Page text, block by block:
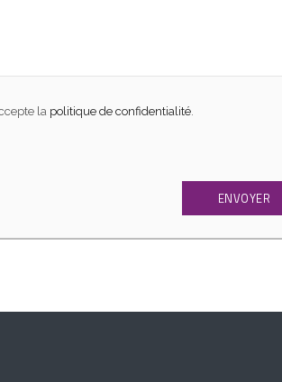
la politique de confidentialité